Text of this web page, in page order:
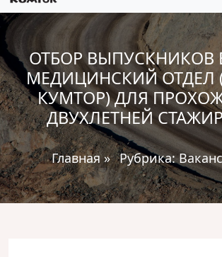
ОТБОР ВЫПУСКНИКОВ
МЕДИЦИНСКИЙ ОТДЕЛ
КУМТОР) ДЛЯ
ДВУХЛЕТНЕЙ
Главная» Рубрика: